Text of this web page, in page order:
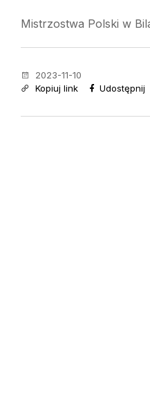
Mistrzostwa Polski w
2023-11-10
Kopiuj link
Udostępnij